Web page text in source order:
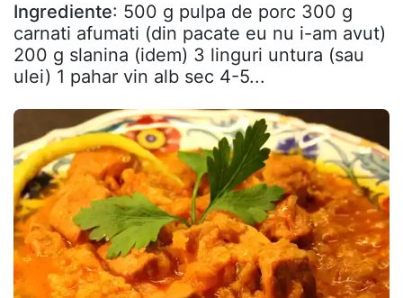
Ingrediente: 500 g pulpa de porc 300 g
carnati afumati (din pacate eu nu i-am avut)
200 g slanina (idem) 3 linguri untura (sau
ulei) 1 pahar vin alb sec 4-5...